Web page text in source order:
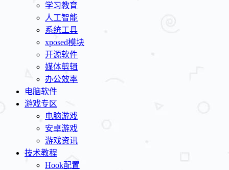
学习教育
人工智能
系统工具
xposed模块
开源软件
媒体剪辑
办公效率
电脑软件
游戏专区
电脑游戏
安卓游戏
游戏资讯
技术教程
Hook配置